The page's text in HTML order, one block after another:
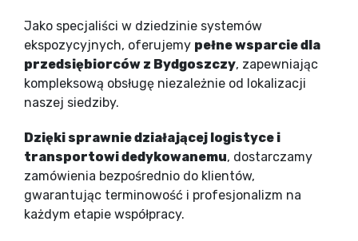
Jako specjaliści w dziedzinie systemów
ekspozycyjnych, oferujemy pełne wsparcie dla
przedsiębiorców z Bydgoszczy, zapewniając
kompleksową obsługę niezależnie od lokalizacji
naszej siedziby.
Dzięki sprawnie działającej logistyce i
transportowi dedykowanemu, dostarczamy
zamówienia bezpośrednio do klientów,
gwarantując terminowość i profesjonalizm na
każdym etapie współpracy.